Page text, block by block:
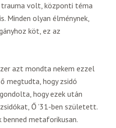
trauma volt, központi téma
Minden olyan élménynek,
köt, ez az
azt mondta nekem ezzel
megtudta, hogy zsidó
hogy ezek után
Ő ’31-ben született.
metaforikusan.